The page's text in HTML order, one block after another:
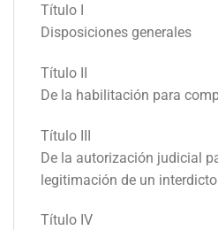
Título I
Disposiciones generales
Título II
De la habilitación para
Título III
De la autorización judicial
legitimación de un interdicto
Título IV